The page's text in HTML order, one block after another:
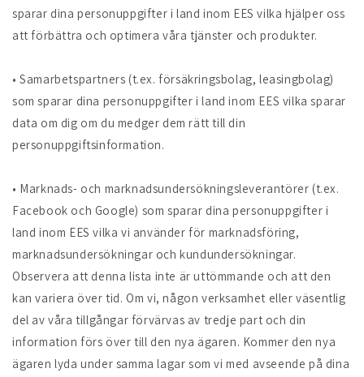
sparar dina personuppgifter i land inom EES vilka hjälper oss
att förbättra och optimera våra tjänster och produkter.
• Samarbetspartners (t.ex. försäkringsbolag, leasingbolag)
som sparar dina personuppgifter i land inom EES vilka sparar
data om dig om du medger dem rätt till din
personuppgiftsinformation.
• Marknads- och marknadsundersökningsleverantörer (t.ex.
Facebook och Google) som sparar dina personuppgifter i
land inom EES vilka vi använder för marknadsföring,
marknadsundersökningar och kundundersökningar.
Observera att denna lista inte är uttömmande och att den
kan variera över tid. Om vi, någon verksamhet eller väsentlig
del av våra tillgångar förvärvas av tredje part och din
information förs över till den nya ägaren. Kommer den nya
ägaren lyda under samma lagar som vi med avseende på dina